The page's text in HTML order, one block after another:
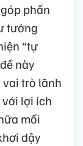
phần
tưởng
“tự
này
trò lãnh
lợi ích
mối
dậy